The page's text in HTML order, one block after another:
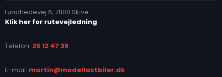
Lundhedevej 6, 7800 Skive
Klik her for rutevejledning
Telefon: 25 12 47 38
E-mail: martin@modellastbiler.dk